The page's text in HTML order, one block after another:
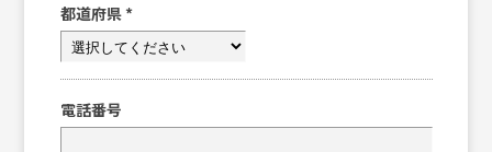
都道府県 *
電話番号